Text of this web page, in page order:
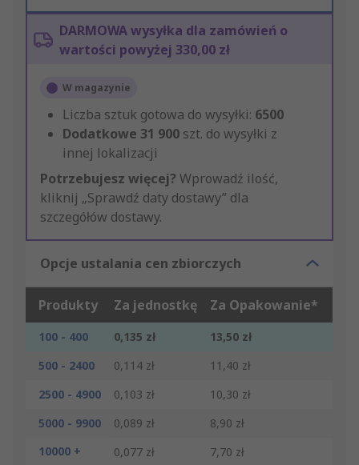
DARMOWA wysyłka dla zamówień o
wartości powyżej 330,00 zł
W magazynie
Liczba sztuk gotowa do wysyłki: 6500
Dodatkowe 31 900 szt. do wysyłki z
innej lokalizacji
Potrzebujesz więcej? Wprowadź ilość,
kliknij „Sprawdź daty dostawy” dla
szczegółów dostawy.
Opcje ustalania cen zbiorczych
Produkty Za jednostkę Za Opakowanie*
100 - 400 0,135 zł
13,50 zł
500 - 2400
0,114 zł
11,40 zł
2500 - 4900
0,103 zł
10,30 zł
5000 - 9900
0,089 zł
8,90 zł
10000 +
0,077 zł 7,70 zł